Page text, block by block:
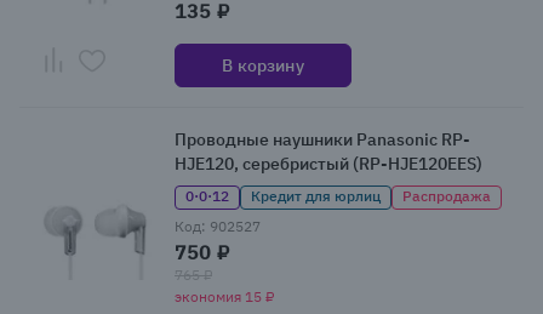
135 ₽
В корзину
Проводные наушники Panasonic RP-
HJE120, серебристый (RP-HJE120EES)
0·0·12 Кредит для юрлиц
Распродажа
Код: 902527
750 ₽
765 ₽
экономия 15 ₽